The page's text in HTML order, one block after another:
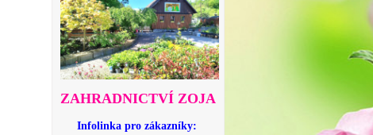
ZAHRADNICTVÍ ZOJA
Infolinka pro zákazníky: